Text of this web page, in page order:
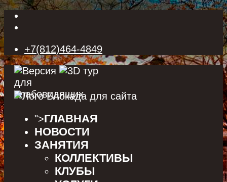
+7(812)464-4849
">ГЛАВНАЯ
НОВОСТИ
ЗАНЯТИЯ
КОЛЛЕКТИВЫ
КЛУБЫ